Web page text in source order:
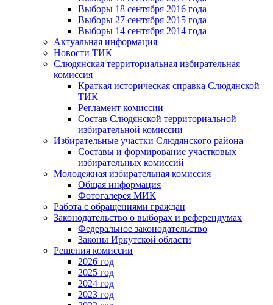
Выборы 18 сентября 2016 года
Выборы 27 сентября 2015 года
Выборы 14 сентября 2014 года
Актуальная информация
Новости ТИК
Слюдянская территориальная избирательная
комиссия
Краткая историческая справка Слюдянской
ТИК
Регламент комиссии
Состав Слюдянской территориальной
избирательной комиссии
Избирательные участки Слюдянского района
Составы и формирование участковых
избирательных комиссий
Молодежная избирательная комиссия
Общая информация
Фотогалерея МИК
Работа с обращениями граждан
Законодательство о выборах и референдумах
Федеральное законодательство
Законы Иркутской области
Решения комиссии
2026 год
2025 год
2024 год
2023 год